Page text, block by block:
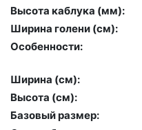
Высота каблука (мм):
Ширина голени (см):
Особенности:
Ширина (см):
Высота (cм):
Базовый размер: